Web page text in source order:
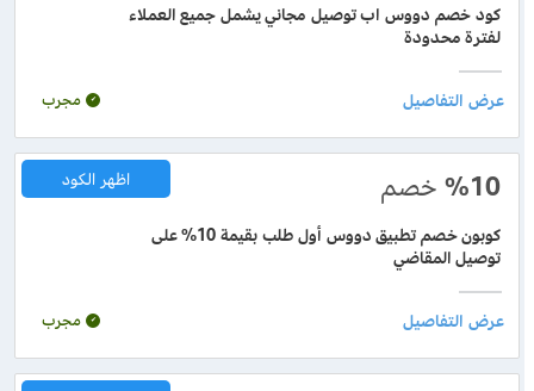
كود خصم دووس اب توصيل مجاني يشمل جميع العملاء
لفترة محدودة
مجرب
%10 خصم
كوبون خصم تطبيق دووس أول طلب بقيمة 10% على
توصيل المقاضي
اظهر الكود
مجرب